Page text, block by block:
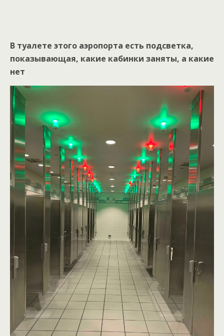
В туалете этого аэропорта есть подсветка,
показывающая, какие кабинки заняты, а какие
нет